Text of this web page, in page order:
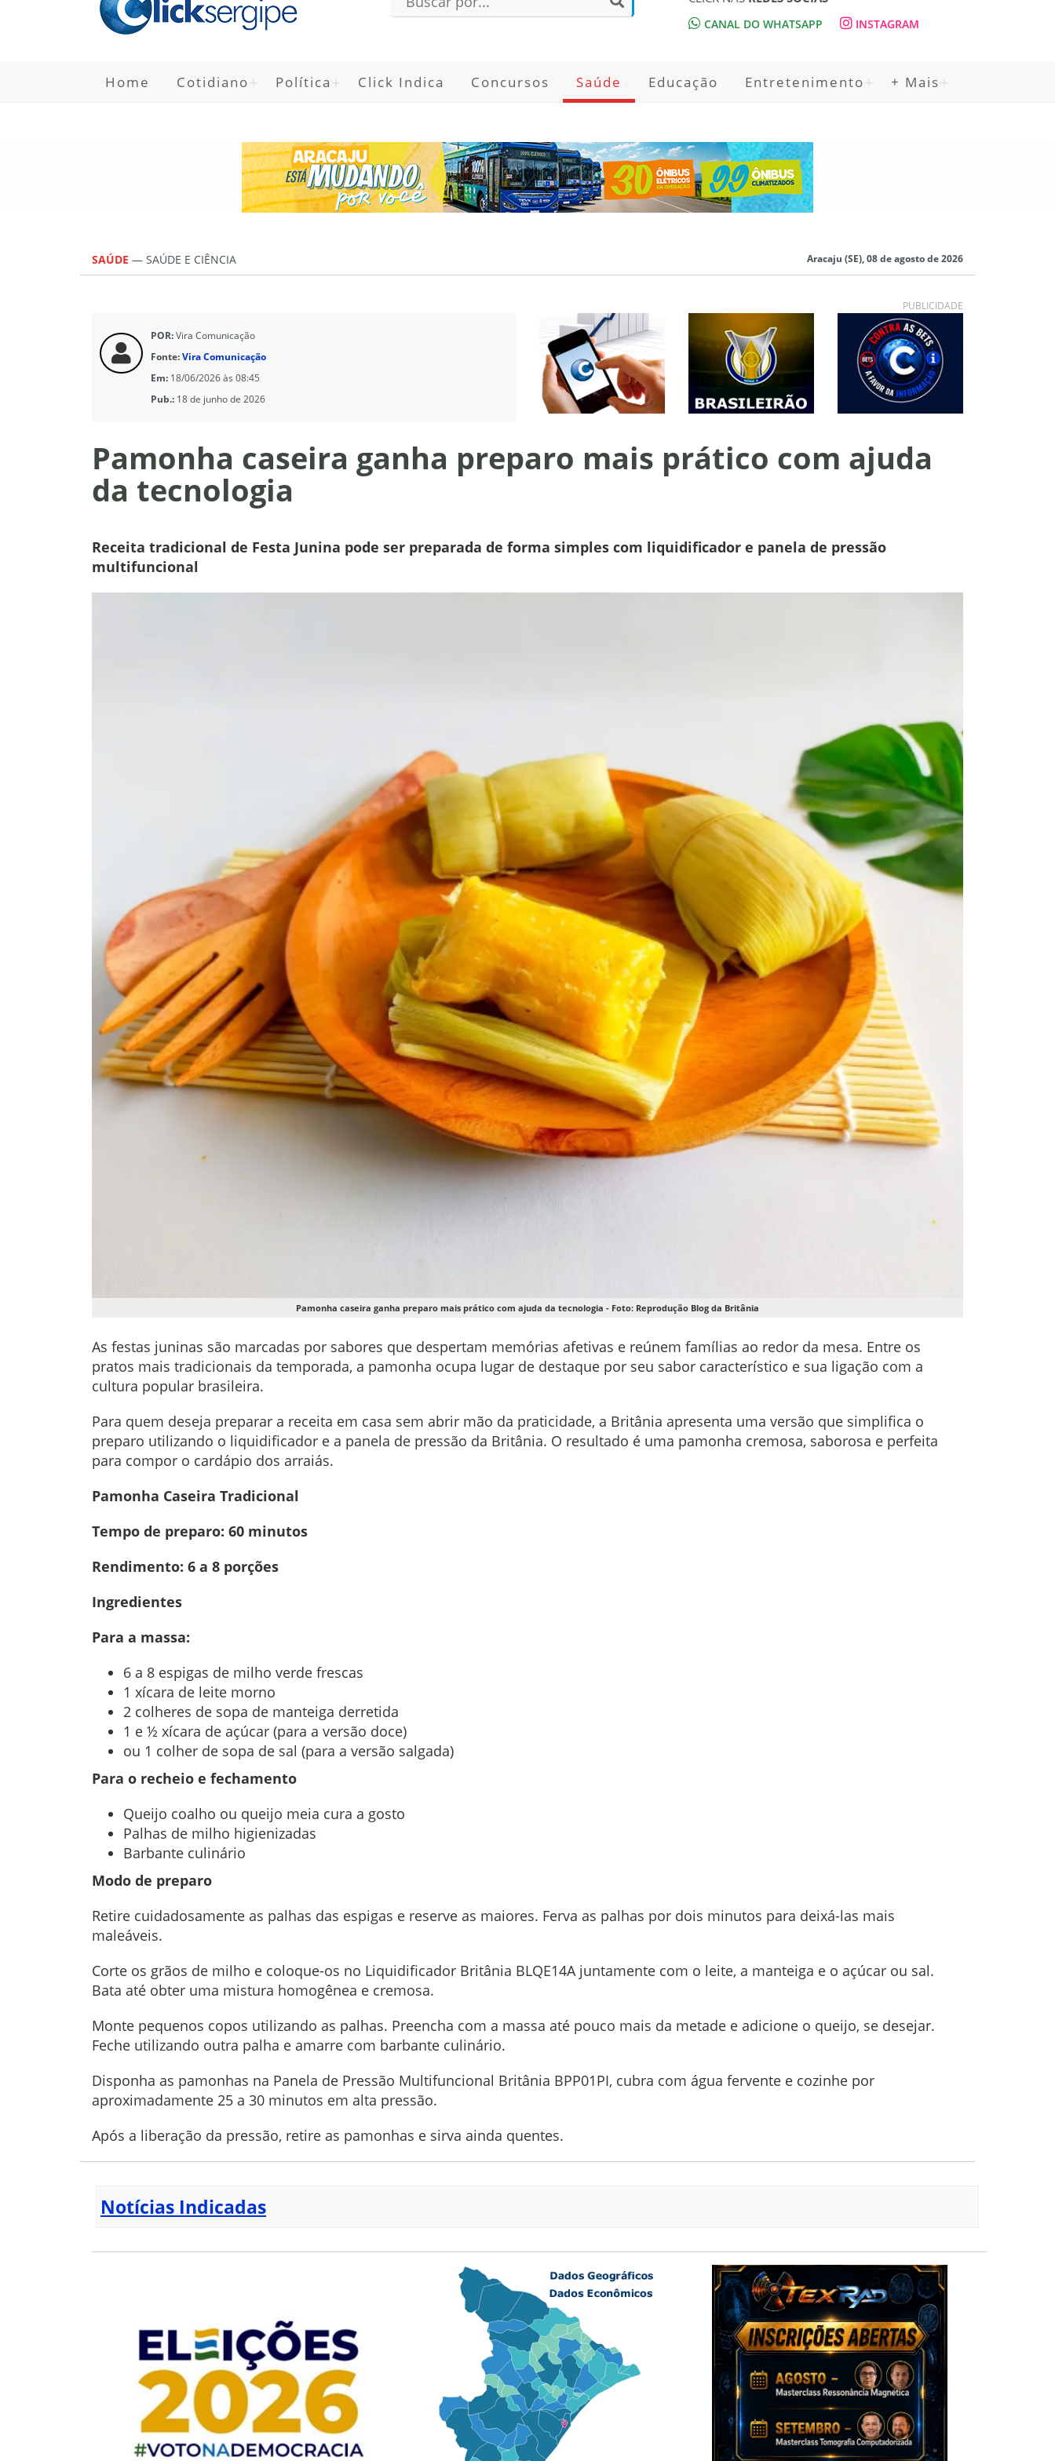
CANAL DO WHATSAPP INSTAGRAM
Home Cotidiano Política Click Indica Concursos Saúde Educação Entretenimento + Mais
SAÚDE — SAÚDE E CIÊNCIA Aracaju (SE), 08 de agosto de 2026
PUBLICIDADE
POR:Vira Comunicação
Fonte:Vira Comunicação
Em: 18/06/2026 às 08:45
Pub.: 18 de junho de 2026
Pamonha caseira ganha preparo mais prático com ajuda
da tecnologia
Receita tradicional de Festa Junina pode ser preparada de forma simples com liquidificador e panela de pressão
multifuncional
Pamonha caseira ganha preparo mais prático com ajuda da tecnologia - Foto: Reprodução Blog da Britânia
As festas juninas são marcadas por sabores que despertam memórias afetivas e reúnem famílias ao redor da mesa. Entre os
pratos mais tradicionais da temporada, a pamonha ocupa lugar de destaque por seu sabor característico e sua ligação com a
cultura popular brasileira.
Para quem deseja preparar a receita em casa sem abrir mão da praticidade, a Britânia apresenta uma versão que simplifica o
preparo utilizando o liquidificador e a panela de pressão da Britânia. O resultado é uma pamonha cremosa, saborosa e perfeita
para compor o cardápio dos arraiás.
Pamonha Caseira Tradicional
Tempo de preparo: 60 minutos
Rendimento: 6 a 8 porções
Ingredientes
Para a massa:
6 a 8 espigas de milho verde frescas
1 xícara de leite morno
2 colheres de sopa de manteiga derretida
1 e ½ xícara de açúcar (para a versão doce)
ou 1 colher de sopa de sal (para a versão salgada)
Para o recheio e fechamento
Queijo coalho ou queijo meia cura a gosto
Palhas de milho higienizadas
Barbante culinário
Modo de preparo
Retire cuidadosamente as palhas das espigas e reserve as maiores. Ferva as palhas por dois minutos para deixá-las mais
maleáveis.
Corte os grãos de milho e coloque-os no Liquidificador Britânia BLQE14A juntamente com o leite, a manteiga e o açúcar ou sal.
Bata até obter uma mistura homogênea e cremosa.
Monte pequenos copos utilizando as palhas. Preencha com a massa até pouco mais da metade e adicione o queijo, se desejar.
Feche utilizando outra palha e amarre com barbante culinário.
Disponha as pamonhas na Panela de Pressão Multifuncional Britânia BPP01PI, cubra com água fervente e cozinhe por
aproximadamente 25 a 30 minutos em alta pressão.
Após a liberação da pressão, retire as pamonhas e sirva ainda quentes.
Notícias Indicadas